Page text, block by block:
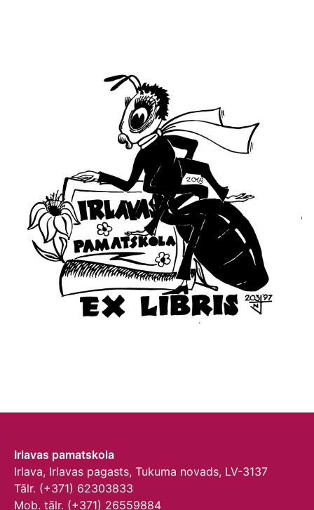
Irlavas pamatskola
Irlava, Irlavas pagasts, Tukuma novads, LV-3137
Tālr. (+371) 62303833
Mob. tālr. (+371) 26559884